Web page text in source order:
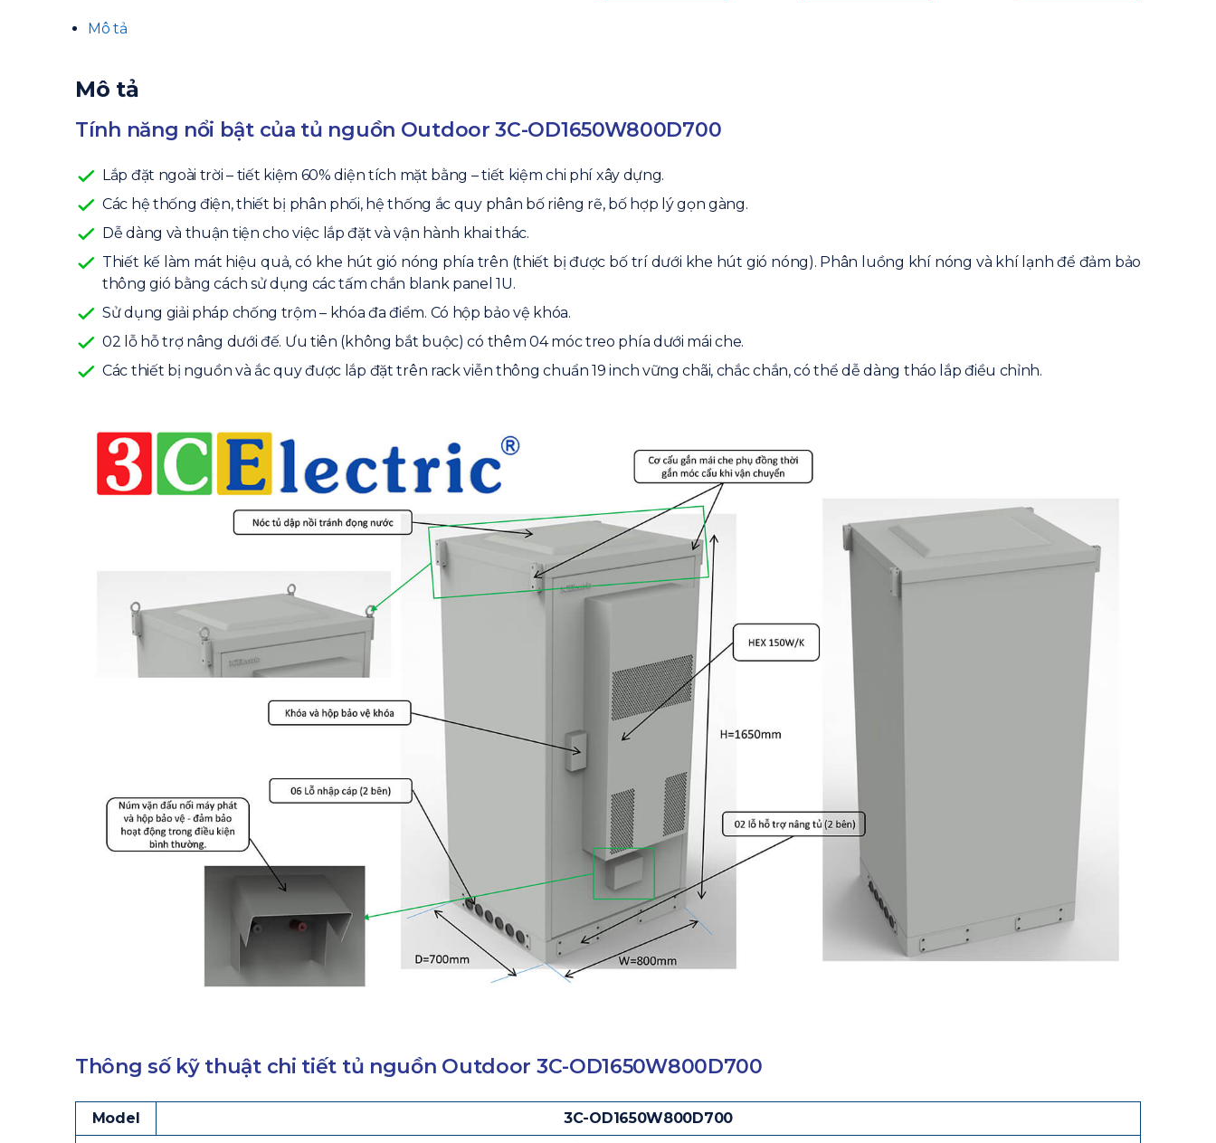
Mô tả
Mô tả
Tính năng nổi bật của tủ nguồn Outdoor 3C-OD1650W800D700
Lắp đặt ngoài trời – tiết kiệm 60% diện tích mặt bằng – tiết kiệm chi phí xây dựng.
Các hệ thống điện, thiết bị phân phối, hệ thống ắc quy phân bố riêng rẽ, bố hợp lý gọn gàng.
Dễ dàng và thuận tiện cho việc lắp đặt và vận hành khai thác.
Thiết kế làm mát hiệu quả, có khe hút gió nóng phía trên (thiết bị được bố trí dưới khe hút gió nóng). Phân luồng khí nóng và khí lạnh để đảm bảo
thông gió bằng cách sử dụng các tấm chắn blank panel 1U.
Sử dụng giải pháp chống trộm – khóa đa điểm. Có hộp bảo vệ khóa.
02 lỗ hỗ trợ nâng dưới đế. Ưu tiên (không bắt buộc) có thêm 04 móc treo phía dưới mái che.
Các thiết bị nguồn và ắc quy được lắp đặt trên rack viễn thông chuẩn 19 inch vững chãi, chắc chắn, có thể dễ dàng tháo lắp điều chỉnh.
Thông số kỹ thuật chi tiết tủ nguồn Outdoor 3C-OD1650W800D700
Model 3C-OD1650W800D700